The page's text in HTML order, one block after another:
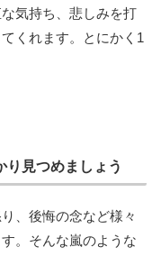
気持ち、悲しみを打
くれます。とにかく1
り見つめましょう
、後悔の念など様々
。そんな嵐のような